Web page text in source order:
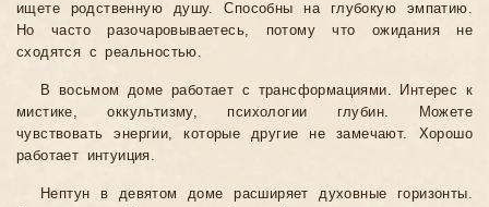
ищете родственную душу. Способны на глубокую эмпатию.
Но часто разочаровываетесь, потому что ожидания не
сходятся с реальностью.
В восьмом доме работает с трансформациями. Интерес к
мистике, оккультизму, психологии глубин. Можете
чувствовать энергии, которые другие не замечают. Хорошо
работает интуиция.
Нептун в девятом доме расширяет духовные горизонты.